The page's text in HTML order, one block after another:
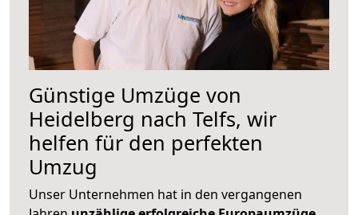
Günstige Umzüge von
Heidelberg nach Telfs, wir
helfen für den perfekten
Umzug
Unser Unternehmen hat in den vergangenen